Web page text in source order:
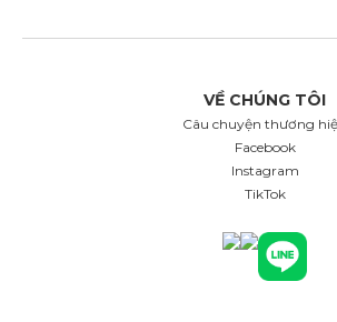
VỀ CHÚNG TÔI
Câu chuyện thương
Facebook
Instagram
TikTok